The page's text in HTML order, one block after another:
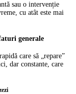
sau o intervenție
cu atât este mai
generale
care să „repare”
dar constante, care